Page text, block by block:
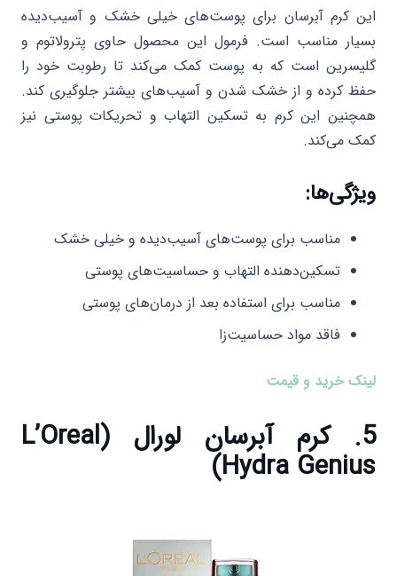
این کرم آبرسان برای پوست‌های خیلی خشک و آسیب‌دیده
بسیار مناسب است. فرمول این محصول حاوی پترولاتوم و
گلیسرین است که به پوست کمک می‌کند تا رطوبت خود را
حفظ کرده و از خشک شدن و آسیب‌های بیشتر جلوگیری کند.
همچنین این کرم به تسکین التهاب و تحریکات پوستی نیز
کمک می‌کند.
ویژگی‌ها:
مناسب برای پوست‌های آسیب‌دیده و خیلی خشک
تسکین‌دهنده التهاب و حساسیت‌های پوستی
مناسب برای استفاده بعد از درمان‌های پوستی
فاقد مواد حساسیت‌زا
لینک خرید و قیمت
5. کرم آبرسان لورال (L’Oreal
Hydra Genius)